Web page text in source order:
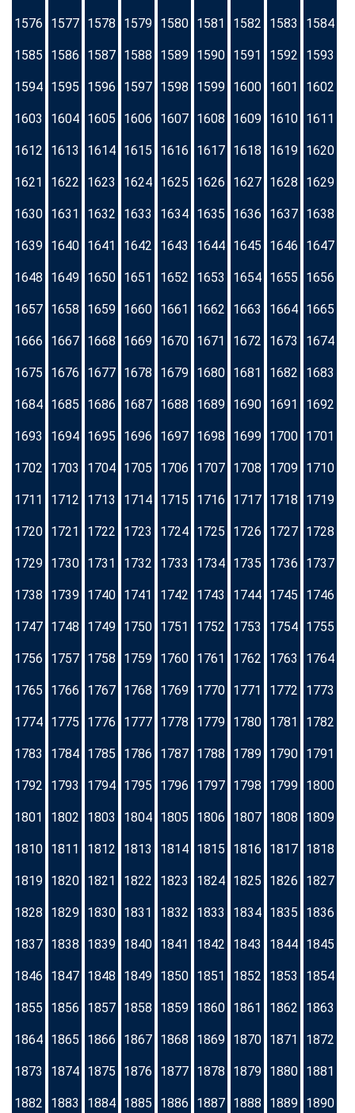
1576 1577 1578 1579 1580 1581 1582 1583 1584
1585 1586 1587 1588 1589 1590 1591 1592 1593
1594 1595 1596 1597 1598 1599 1600 1601 1602
1603 1604 1605 1606 1607 1608 1609 1610 1611
1612 1613 1614 1615 1616 1617 1618 1619 1620
1621 1622 1623 1624 1625 1626 1627 1628 1629
1630 1631 1632 1633 1634 1635 1636 1637 1638
1639 1640 1641 1642 1643 1644 1645 1646 1647
1648 1649 1650 1651 1652 1653 1654 1655 1656
1657 1658 1659 1660 1661 1662 1663 1664 1665
1666 1667 1668 1669 1670 1671 1672 1673 1674
1675 1676 1677 1678 1679 1680 1681 1682 1683
1684 1685 1686 1687 1688 1689 1690 1691 1692
1693 1694 1695 1696 1697 1698 1699 1700 1701
1702 1703 1704 1705 1706 1707 1708 1709 1710
1711 1712 1713 1714 1715 1716 1717 1718 1719
1720 1721 1722 1723 1724 1725 1726 1727 1728
1729 1730 1731 1732 1733 1734 1735 1736 1737
1738 1739 1740 1741 1742 1743 1744 1745 1746
1747 1748 1749 1750 1751 1752 1753 1754 1755
1756 1757 1758 1759 1760 1761 1762 1763 1764
1765 1766 1767 1768 1769 1770 1771 1772 1773
1774 1775 1776 1777 1778 1779 1780 1781 1782
1783 1784 1785 1786 1787 1788 1789 1790 1791
1792 1793 1794 1795 1796 1797 1798 1799 1800
1801 1802 1803 1804 1805 1806 1807 1808 1809
1810 1811 1812 1813 1814 1815 1816 1817 1818
1819 1820 1821 1822 1823 1824 1825 1826 1827
1828 1829 1830 1831 1832 1833 1834 1835 1836
1837 1838 1839 1840 1841 1842 1843 1844 1845
1846 1847 1848 1849 1850 1851 1852 1853 1854
1855 1856 1857 1858 1859 1860 1861 1862 1863
1864 1865 1866 1867 1868 1869 1870 1871 1872
1873 1874 1875 1876 1877 1878 1879 1880 1881
1882 1883 1884 1885 1886 1887 1888 1889 1890